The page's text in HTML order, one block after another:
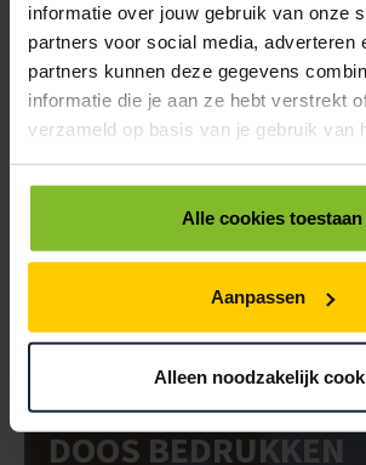
informatie over jouw gebruik van onze
partners voor social media, adverteren
partners kunnen deze gegevens
informatie die je aan ze hebt verstrekt
verzameld op basis van je gebruik van
Alle cookies toestaan
Aanpassen
Alleen noodzakelijk
VOOR BOEKEN TOT
EXTRA STEVIG
BRIEVENBUSDOOS
BEDRUKKEN
Post stevig verpakt
EXTRA STEVIG
DOOS BEDRUKKEN